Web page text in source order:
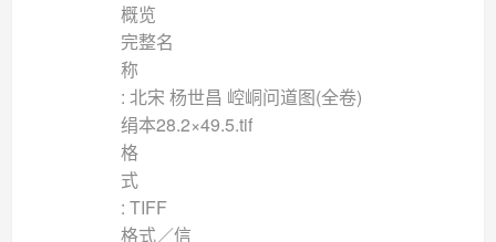
概览
完整名
: 北宋 杨世昌 崆峒问道图(全卷)
绢本28.2×49.5.tif
格
: TIFF
格式／信